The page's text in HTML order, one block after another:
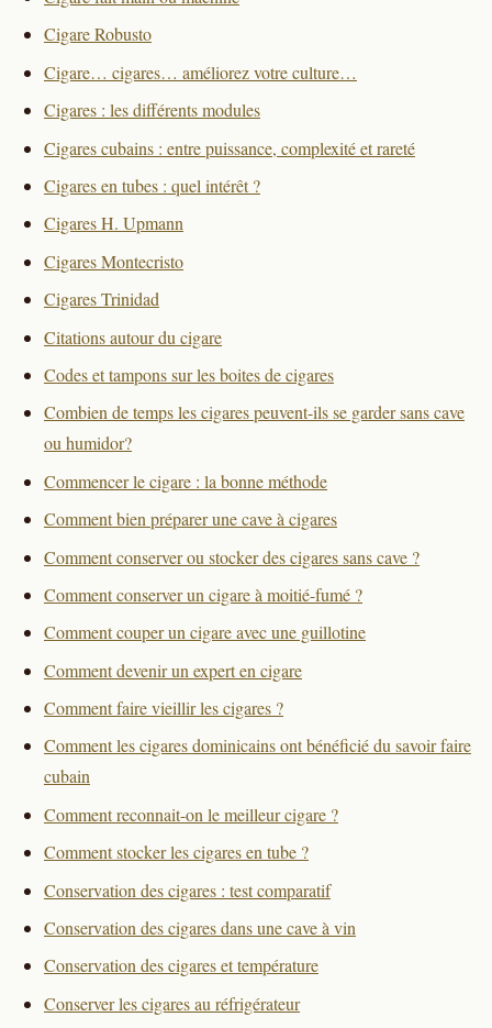
Cigare Robusto
Cigare… cigares… améliorez votre culture…
Cigares : les différents modules
Cigares cubains : entre puissance, complexité et rareté
Cigares en tubes : quel intérêt ?
Cigares H. Upmann
Cigares Montecristo
Cigares Trinidad
Citations autour du cigare
Codes et tampons sur les boites de cigares
Combien de temps les cigares peuvent-ils se garder sans cave
ou humidor?
Commencer le cigare : la bonne méthode
Comment bien préparer une cave à cigares
Comment conserver ou stocker des cigares sans cave ?
Comment conserver un cigare à moitié-fumé ?
Comment couper un cigare avec une guillotine
Comment devenir un expert en cigare
Comment faire vieillir les cigares ?
Comment les cigares dominicains ont bénéficié du savoir faire
cubain
Comment reconnait-on le meilleur cigare ?
Comment stocker les cigares en tube ?
Conservation des cigares : test comparatif
Conservation des cigares dans une cave à vin
Conservation des cigares et température
Conserver les cigares au réfrigérateur